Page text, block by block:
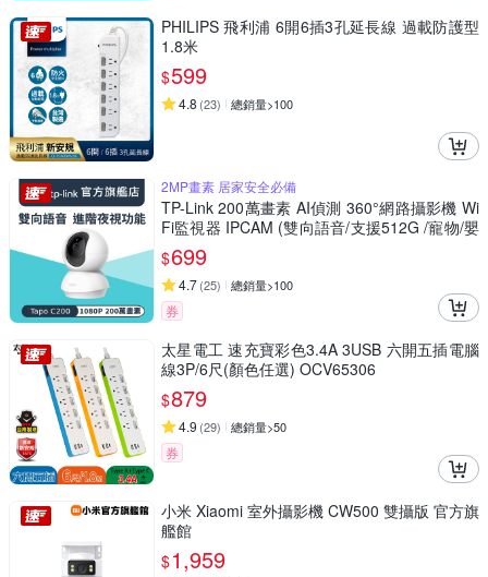
PHILIPS 飛利浦 6開6插3孔延長線 過載防護型
1.8米
$599
4.8 (23) 總銷量>100
2MP畫素 居家安全必備
TP-Link 200萬畫素 AI偵測 360°網路攝影機 Wi
Fi監視器 IPCAM (雙向語音/支援512G /寵物/嬰
兒/長輩/Tapo C200)
$699
4.7(25) 總銷量>100
券
太星電工 速充寶彩色3.4A 3USB 六開五插電腦
線3P/6尺(顏色任選) OCV65306
$879
4.9 (29) 總銷量>50
券
小米 Xiaomi 室外攝影機 CW500 雙攝版 官方旗
艦館
$1,959